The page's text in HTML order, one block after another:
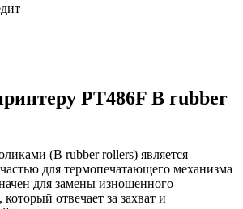
PT486F B rubber
(B rubber rollers) является
для термопечатающего механизма
для замены изношенного
отвечает за захват и